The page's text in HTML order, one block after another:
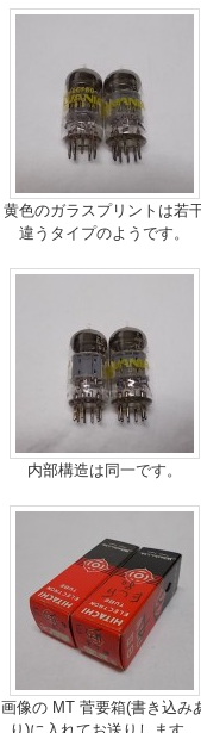
黄色のガラスプリントは若
違うタイプのようです。
内部構造は同一です。
画像の MT 菅要箱(書き込み